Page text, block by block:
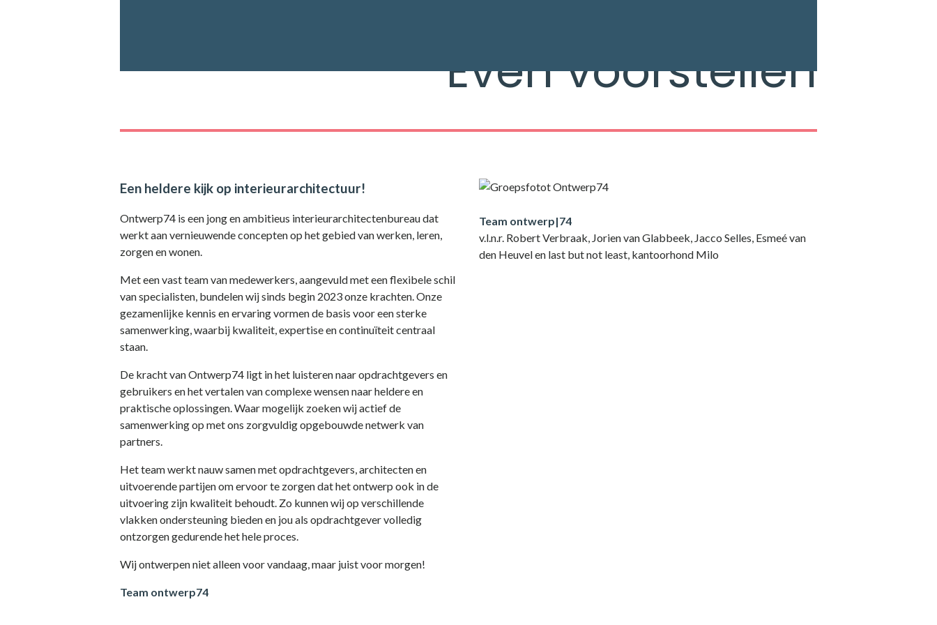
Even voorstellen
Een heldere kijk op interieurarchitectuur!
Ontwerp74 is een jong en ambitieus interieurarchitectenbureau dat
werkt aan vernieuwende concepten op het gebied van werken, leren,
zorgen en wonen.
Met een vast team van medewerkers, aangevuld met een flexibele schil
van specialisten, bundelen wij sinds begin 2023 onze krachten. Onze
gezamenlijke kennis en ervaring vormen de basis voor een sterke
samenwerking, waarbij kwaliteit, expertise en continuïteit centraal
staan.
De kracht van Ontwerp74 ligt in het luisteren naar opdrachtgevers en
gebruikers en het vertalen van complexe wensen naar heldere en
praktische oplossingen. Waar mogelijk zoeken wij actief de
samenwerking op met ons zorgvuldig opgebouwde netwerk van
partners.
Het team werkt nauw samen met opdrachtgevers, architecten en
uitvoerende partijen om ervoor te zorgen dat het ontwerp ook in de
uitvoering zijn kwaliteit behoudt. Zo kunnen wij op verschillende
vlakken ondersteuning bieden en jou als opdrachtgever volledig
ontzorgen gedurende het hele proces.
Wij ontwerpen niet alleen voor vandaag, maar juist voor morgen!
Team ontwerp74
Team ontwerp|74
v.l.n.r. Robert Verbraak, Jorien van Glabbeek, Jacco Selles, Esmeé van
den Heuvel en last but not least, kantoorhond Milo